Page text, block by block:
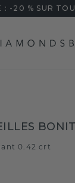
: -20 % SUR
0.42 crt